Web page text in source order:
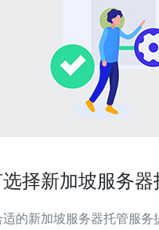
择新加坡服务
适的新加坡服务器托管服务